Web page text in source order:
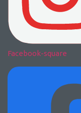
Facebook-square